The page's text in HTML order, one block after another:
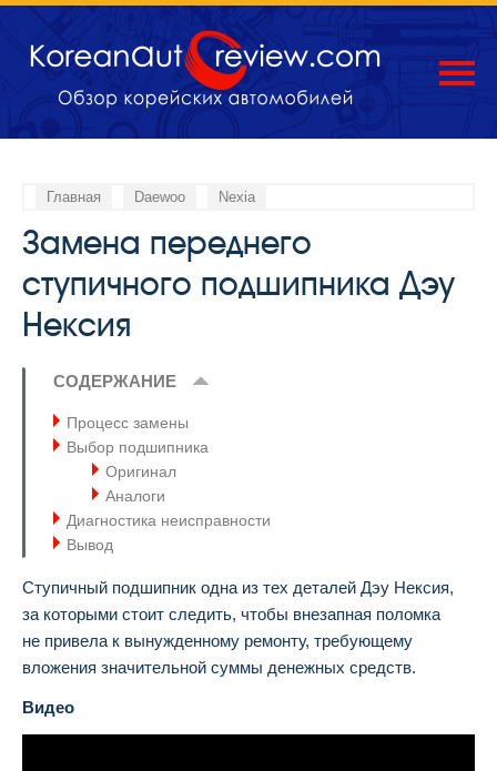
Главная Daewoo Nexia
Замена переднего
ступичного подшипника Дэу
Нексия
СОДЕРЖАНИЕ
Процесс замены
Выбор подшипника
Оригинал
Аналоги
Диагностика неисправности
Вывод
Ступичный подшипник одна из тех деталей Дэу Нексия,
за которыми стоит следить, чтобы внезапная поломка
не привела к вынужденному ремонту, требующему
вложения значительной суммы денежных средств.
Видео